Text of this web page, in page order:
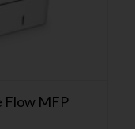
Flow MFP